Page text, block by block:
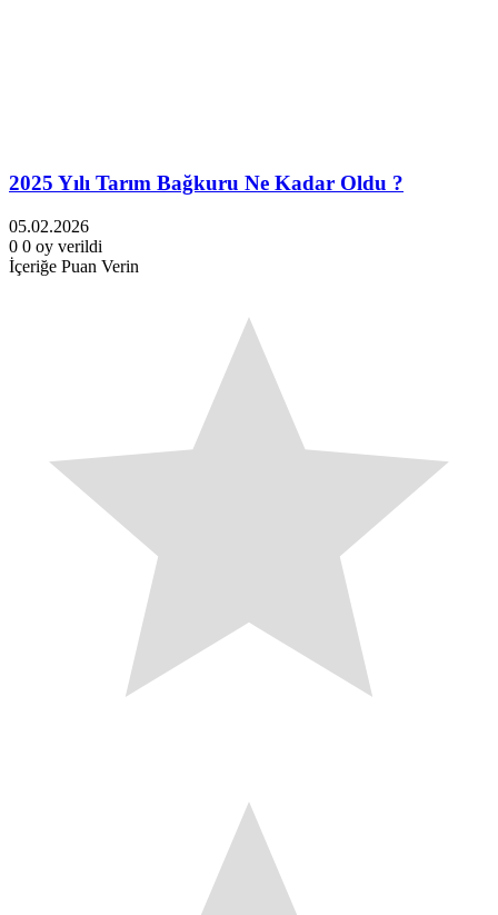
2025 Yılı Tarım Bağkuru Ne Kadar Oldu ?
05.02.2026
0 0 oy verildi
İçeriğe Puan Verin